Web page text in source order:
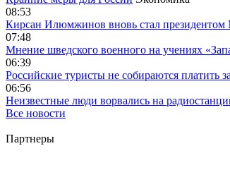
08:53
Кирсан Илюмжинов вновь стал
07:48
Мнение шведского военного на учениях
06:39
Российские туристы не собираются платить
06:56
Неизвестные люди ворвались на
Все новости
Партнеры